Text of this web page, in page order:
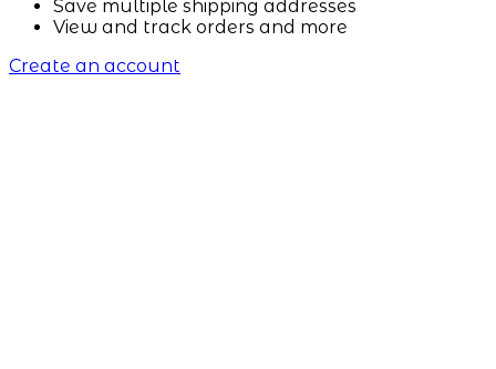
Save multiple shipping addresses
View and track orders and more
Create an account